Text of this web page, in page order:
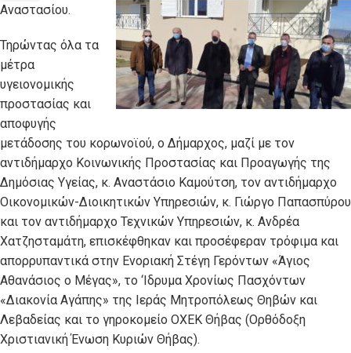
Αναστασίου.
Τηρώντας όλα τα
μέτρα
υγειονομικής
προστασίας και
αποφυγής
μετάδοσης του κορωνοϊού, ο Δήμαρχος, μαζί με τον
αντιδήμαρχο Koινωνικής Προστασίας και Προαγωγής της
Δημόσιας Υγείας, κ. Αναστάσιο Καμούτση, τον αντιδήμαρχο
Οικονομικών-Διοικητικών Υπηρεσιών, κ. Γιώργο Παπασπύρου
και τον αντιδήμαρχο Τεχνικών Υπηρεσιών, κ. Ανδρέα
Χατζησταμάτη, επισκέφθηκαν και προσέφεραν τρόφιμα και
απορρυπαντικά στην Ενοριακή Στέγη Γερόντων «Άγιος
Αθανάσιος ο Μέγας», το ‘Ιδρυμα Χρονίως Πασχόντων
«Διακονία Αγάπης» της Ιεράς Μητροπόλεως Θηβών και
Λεβαδείας και το γηροκομείο ΟΧΕΚ Θήβας (Ορθόδοξη
Χριστιανική Ένωση Κυριών Θήβας).